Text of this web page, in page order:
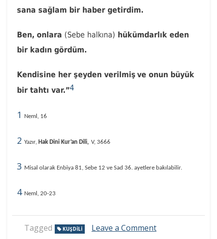
sana sağlam bir haber getirdim.
Ben, onlara (Sebe halkına) hükümdarlık eden
bir kadın gördüm.
Kendisine her şeyden verilmiş ve onun büyük
bir tahtı var.”4
1 Neml, 16
2 Yazır, Hak Dini Kur’an Dili, V, 3666
3 Misal olarak Enbiya 81, Sebe 12 ve Sad 36. ayetlere bakılabilir.
4 Neml, 20-23
Tagged KUŞDILI Leave a Commenton